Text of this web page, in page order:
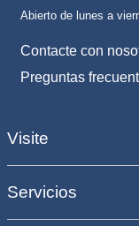
Abierto de lunes a
Contacte con
Preguntas
Visite
Servicios